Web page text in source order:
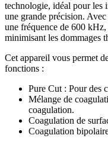
technologie, idéal pour les
une grande précision.
une fréquence de 600
minimisant les dommages
Cet appareil vous permet
fonctions :
Pure Cut : Pour des
Mélange de
coagulation.
Coagulation de
Coagulation